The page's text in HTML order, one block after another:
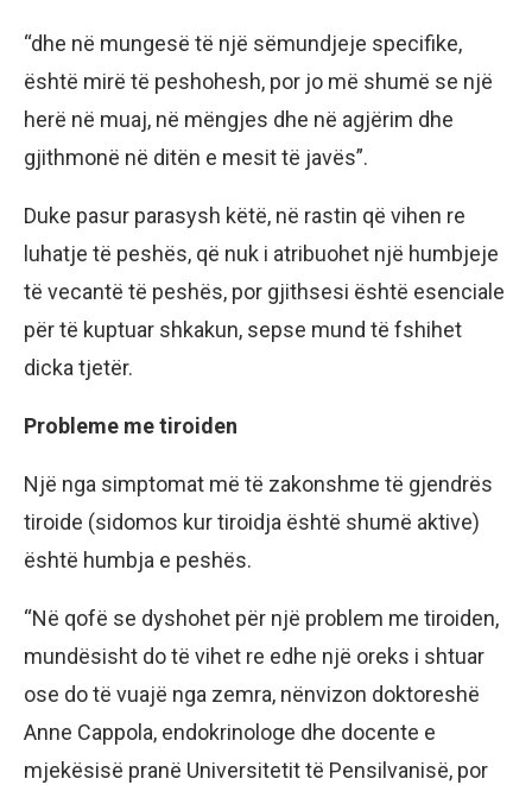
“dhe nё mungesё tё njё sёmundjeje specifike,
ёshtё mirё tё peshohesh, por jo mё shumё se njё
herё nё muaj, nё mёngjes dhe nё agjёrim dhe
gjithmonё nё ditёn e mesit tё javёs”.
Duke pasur parasysh kёtё, nё rastin qё vihen re
luhatje tё peshёs, qё nuk i atribuohet njё humbjeje
tё vecantё tё peshёs, por gjithsesi ёshtё esenciale
pёr tё kuptuar shkakun, sepse mund tё fshihet
dicka tjetёr.
Probleme me tiroiden
Njё nga simptomat mё tё zakonshme tё gjendrёs
tiroide (sidomos kur tiroidja ёshtё shumё aktive)
ёshtё humbja e peshёs.
“Nё qofё se dyshohet pёr njё problem me tiroiden,
mundёsisht do tё vihet re edhe njё oreks i shtuar
ose do tё vuajё nga zemra, nёnvizon doktoreshё
Anne Cappola, endokrinologe dhe docente e
mjekёsisё pranё Universitetit tё Pensilvanisё, por